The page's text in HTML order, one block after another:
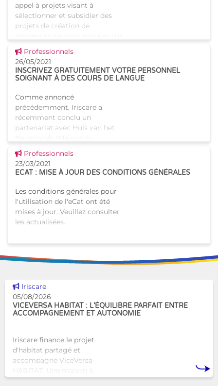
appel à projets visant à
sélectionner et subsidier des
projets de création de
le territoire de la Région
Bruxelles-Capitale. Plusie
Voir cette news
Professionnels
26/05/2021
INSCRIVEZ GRATUITEMENT VOTRE PERSONNEL
SOIGNANT À DES COURS DE LANGUE
Comme annoncé
précédemment, Iriscare a
récemment conclu un
partenariat avec Huis van het
néerlandais) à Bruxelles afin
d’organiser une formation en
néerlandais pour les
Voir cette news
Professionnels
23/03/2021
ECAT : MISE À JOUR DES CONDITIONS GÉNÉRALES
Les conditions générales pour
l'utilisation de l'eCat ont été
mises à jour. Veuillez consulter
les actualisées.
Voir cette news
Iriscare
05/08/2026
VICEVERSA HABITAT : L’ÉQUILIBRE PARFAIT ENTRE
ACCOMPAGNEMENT ET AUTONOMIE
Iriscare finance le projet
d'habitat partagé et
accompagné ViceVersa
HABITAT. Une maison à